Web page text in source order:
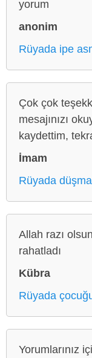
yorum
anonim
Rüyada ipe
Çok çok
mesajınızı
kaydettim,
İmam
Rüyada
Allah razı
rahatladı
Kübra
Rüyada
Yorumlarınız